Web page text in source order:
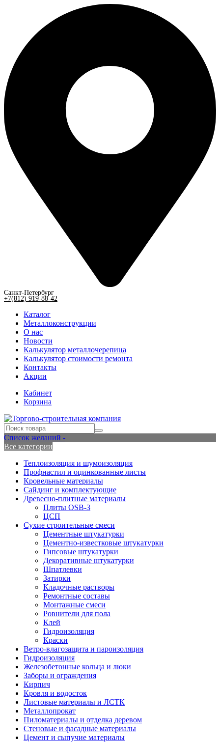
Санкт-Петербург
+7(812) 919-88-42
Каталог
Металлоконструкции
О нас
Новости
Калькулятор металлочерепица
Калькулятор стоимости ремонта
Контакты
Акции
Кабинет
Корзина
Список желаний -
Все категории
Теплоизоляция и шумоизоляция
Профнастил и оцинкованные листы
Кровельные материалы
Сайдинг и комплектующие
Древесно-плитные материалы
Плиты OSB-3
ЦСП
Сухие строительные смеси
Цементные штукатурки
Цементно-известковые штукатурки
Гипсовые штукатурки
Декоративные штукатурки
Шпатлевки
Затирки
Кладочные растворы
Ремонтные составы
Монтажные смеси
Ровнители для пола
Клей
Гидроизоляция
Краски
Ветро-влагозащита и пароизоляция
Гидроизоляция
Железобетонные кольца и люки
Заборы и ограждения
Кирпич
Кровля и водосток
Листовые материалы и ЛСТК
Металлопрокат
Пиломатериалы и отделка деревом
Стеновые и фасадные материалы
Цемент и сыпучие материалы